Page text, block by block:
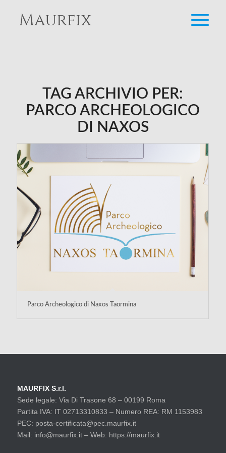
TAG ARCHIVIO PER:
PARCO ARCHEOLOGICO
DI NAXOS
Parco Archeologico di Naxos Taormina
MAURFIX S.r.l.
Sede legale: Via Di Trasone 68 – 00199 Roma
Partita IVA: IT 02713310833 – Numero REA: RM 1153983
PEC: posta-certificata@pec.maurfix.it
Mail: info@maurfix.it – Web: https://maurfix.it